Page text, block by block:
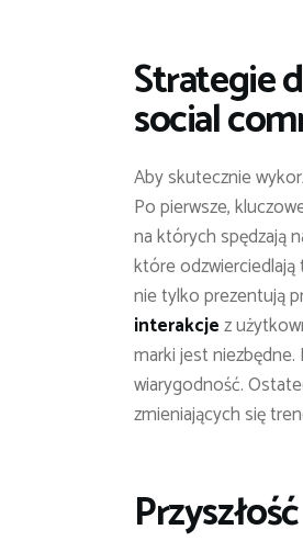
Strategie
social
Aby skutecznie
Po pierwsze,
na których spędzają
które
nie tylko prezentują
interakcjez
marki jest niezbędne.
wiarygodność.
zmieniających się